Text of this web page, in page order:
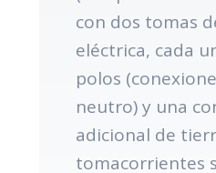
con dos tomas
eléctrica, cada
polos
neutro) y una
adicional de
tomacorrientes